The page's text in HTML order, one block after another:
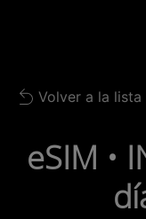
Back to list
Volver a la lista
eSIM •